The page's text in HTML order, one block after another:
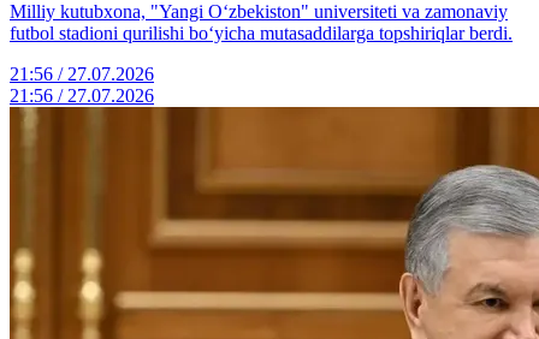
Milliy kutubxona, "Yangi O‘zbekiston" universiteti va zamonaviy
futbol stadioni qurilishi bo‘yicha mutasaddilarga topshiriqlar berdi.
21:56 / 27.07.2026
21:56 / 27.07.2026